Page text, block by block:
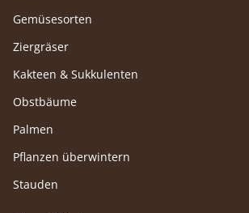
Gemüsesorten
Ziergräser
Kakteen & Sukkulenten
Obstbäume
Palmen
Pflanzen überwintern
Stauden